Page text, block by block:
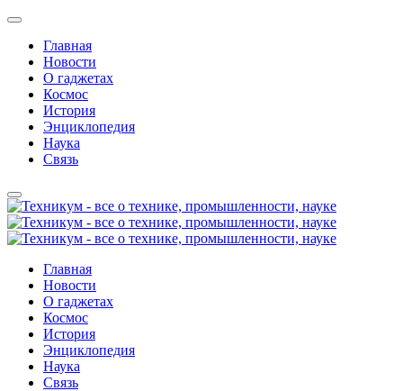
Главная
Новости
О гаджетах
Космос
История
Энциклопедия
Наука
Связь
Главная
Новости
О гаджетах
Космос
История
Энциклопедия
Наука
Связь